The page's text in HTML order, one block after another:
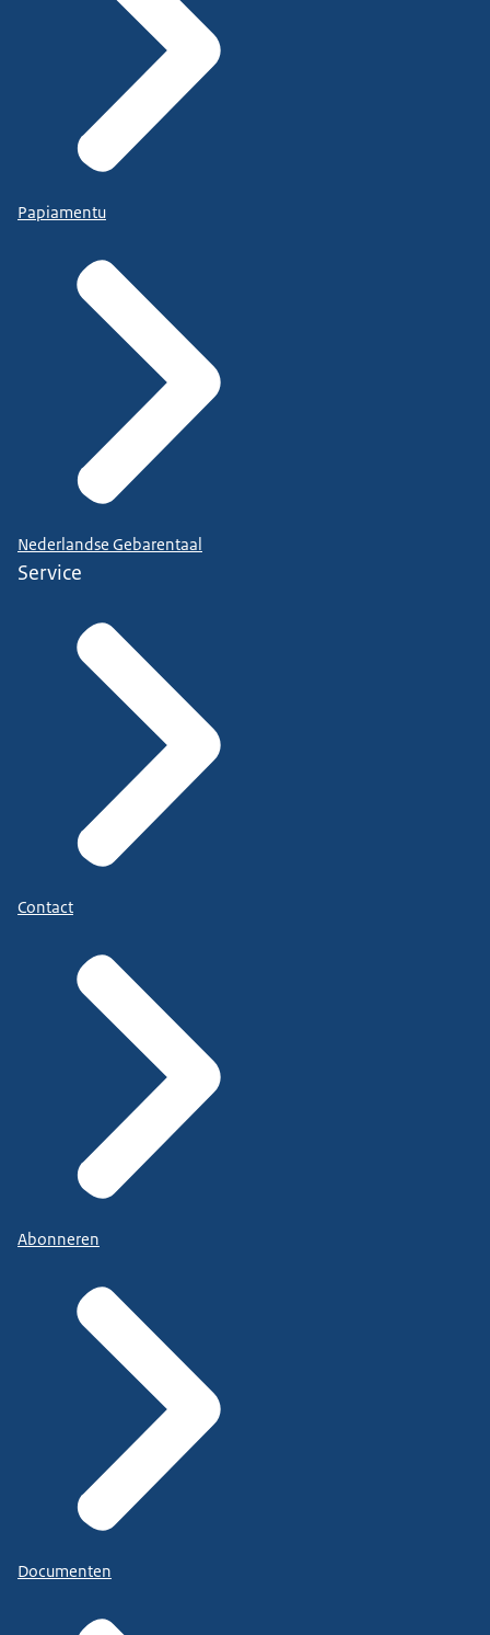
Papiamentu
Nederlandse Gebarentaal
Service
Contact
Abonneren
Documenten